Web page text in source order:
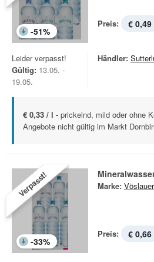
-51%
Preis: € 0,49
Leider verpasst!
Gültig: 13.05. -
19.05.
Händler:
€ 0,33 / l - prickelnd, mild oder ohne
Angebote nicht gültig im Markt
Verpasst!
-33%
Marke: Vöslauer
Preis: € 0,66